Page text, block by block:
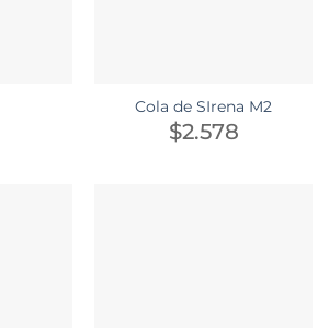
Cola de SIrena M2
$2.578